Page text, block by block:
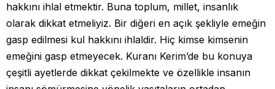
hakkını ihlal etmektir. Buna toplum, millet, insanlık
olarak dikkat etmeliyiz. Bir diğeri en açık şekliyle emeğin
gasp edilmesi kul hakkını ihlaldir. Hiç kimse kimsenin
emeğini gasp etmeyecek. Kuranı Kerim’de bu konuya
çeşitli ayetlerde dikkat çekilmekte ve özellikle insanın